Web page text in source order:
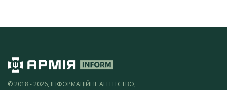
© 2018 - 2026, ІНФОРМАЦІЙНЕ АГЕНТСТВО,